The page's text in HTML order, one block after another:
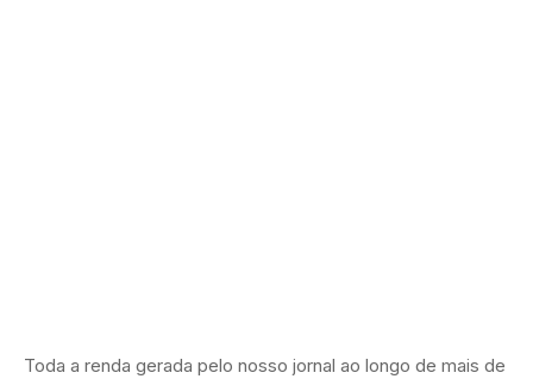
Toda a renda gerada pelo nosso jornal ao longo de mais de